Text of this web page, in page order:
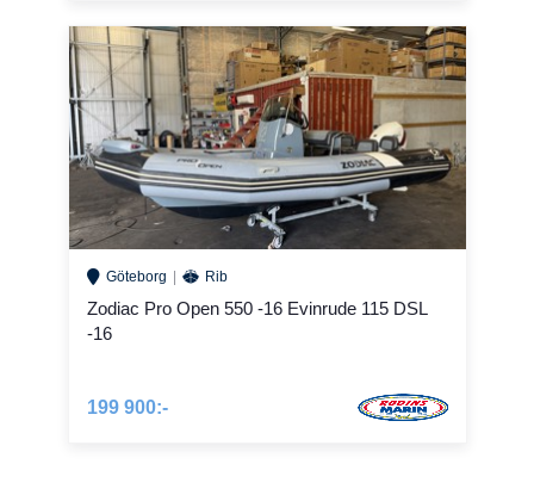
Göteborg Rib
Zodiac Pro Open 550 -16 Evinrude 115 DSL
-16
199 900:-